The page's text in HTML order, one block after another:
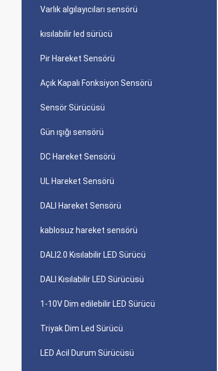
Varlık algılayıcıları sensörü
kısılabilir led sürücü
Pir Hareket Sensörü
Açık Kapalı Fonksiyon Sensörü
Sensör Sürücüsü
Gün ışığı sensörü
DC Hareket Sensörü
UL Hareket Sensörü
DALI Hareket Sensörü
kablosuz hareket sensörü
DALI2.0 Kısılabilir LED Sürücü
DALI Kısılabilir LED Sürücüsü
1-10V Dim edilebilir LED Sürücü
Triyak Dim Led Sürücü
LED Acil Durum Sürücüsü